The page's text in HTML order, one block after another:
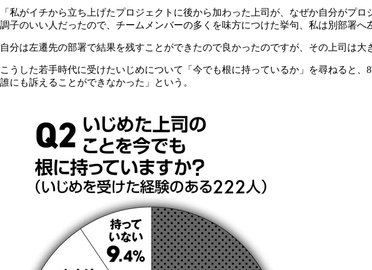
「私がイチから立ち上げたプロジェクトに後から加わった上司が、なぜか自分がプ
調子のいい人だったので、チームメンバーの多くを味方につけた挙句、私は別部署へ
自分は左遷先の部署で結果を残すことができたので良かったのですが、その上司は
こうした若手時代に受けたいじめについて「今でも根に持っているか」を尋ねると
誰にも訴えることができなかった」という。